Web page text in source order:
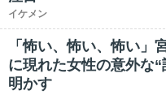
イケメン
「怖い、怖い、怖い
に現れた女性の意外な
明かす